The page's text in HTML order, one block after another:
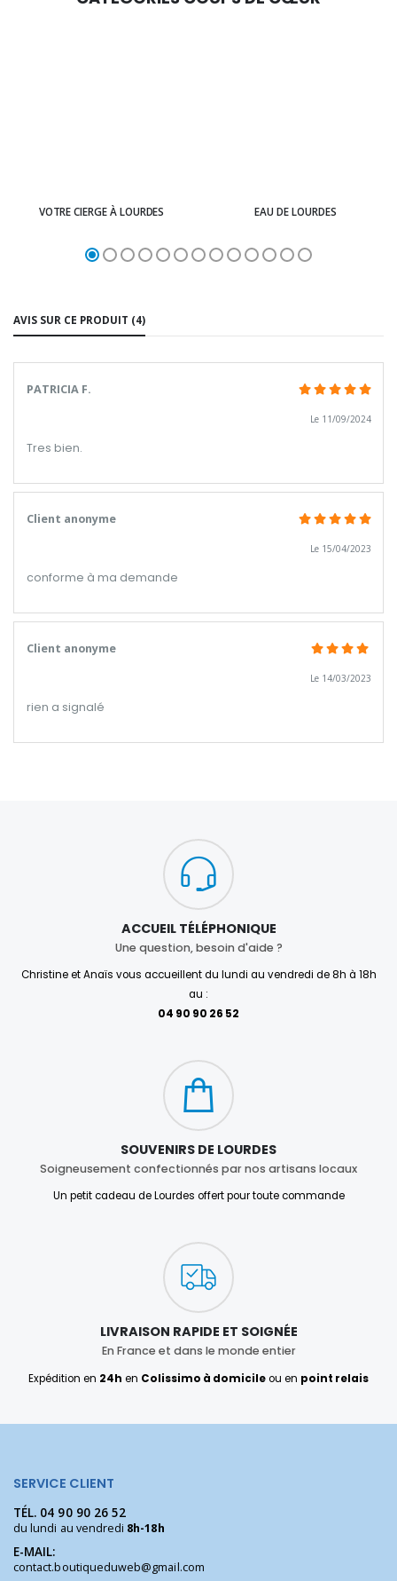
VOTRE CIERGE À LOURDES EAU DE LOURDES
AVIS SUR CE PRODUIT (4)
PATRICIA F.
Le 11/09/2024
Tres bien.
Client anonyme
Le 15/04/2023
conforme à ma demande
Client anonyme
Le 14/03/2023
rien a signalé
ACCUEIL TÉLÉPHONIQUE
Une question, besoin d'aide ?
Christine et Anaïs vous accueillent du lundi au vendredi de 8h à 18h
au :
04 90 90 26 52
SOUVENIRS DE LOURDES
Soigneusement confectionnés par nos artisans locaux
Un petit cadeau de Lourdes offert pour toute commande
LIVRAISON RAPIDE ET SOIGNÉE
En France et dans le monde entier
Expédition en 24h en Colissimo à domicileou en point relais
SERVICE CLIENT
TÉL. 04 90 90 26 52
du lundi au vendredi 8h-18h
E-MAIL:
contact.boutiqueduweb@gmail.com